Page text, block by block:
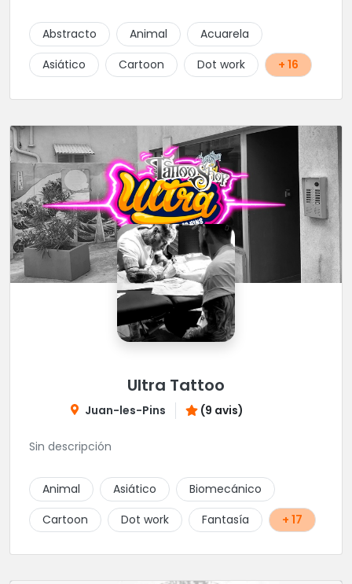
Abstracto Animal
Acuarela
Asiático
Cartoon Dot work + 16
Ultra Tattoo
Juan-les-Pins (9 avis)
Sin descripción
Animal Asiático
Biomecánico
Cartoon
Dot work Fantasía + 17